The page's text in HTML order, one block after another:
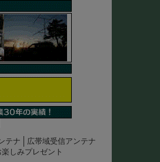
テナ
広帯域受信アンテナ
楽しみプレゼント